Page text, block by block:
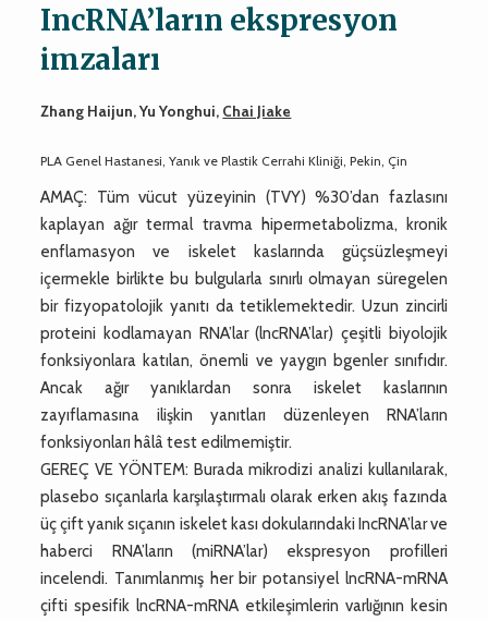
IncRNA’ların ekspresyon
imzaları
Zhang Haijun, Yu Yonghui, Chai Jiake
PLA Genel Hastanesi, Yanık ve Plastik Cerrahi Kliniği, Pekin, Çin
AMAÇ: Tüm vücut yüzeyinin (TVY) %30’dan fazlasını
kaplayan ağır termal travma hipermetabolizma, kronik
enflamasyon ve iskelet kaslarında güçsüzleşmeyi
içermekle birlikte bu bulgularla sınırlı olmayan süregelen
bir fizyopatolojik yanıtı da tetiklemektedir. Uzun zincirli
proteini kodlamayan RNA’lar (lncRNA’lar) çeşitli biyolojik
fonksiyonlara katılan, önemli ve yaygın bgenler sınıfıdır.
Ancak ağır yanıklardan sonra iskelet kaslarının
zayıflamasına ilişkin yanıtları düzenleyen RNA’ların
fonksiyonları hâlâ test edilmemiştir.
GEREÇ VE YÖNTEM: Burada mikrodizi analizi kullanılarak,
plasebo sıçanlarla karşılaştırmalı olarak erken akış fazında
üç çift yanık sıçanın iskelet kası dokularındaki IncRNA’lar ve
haberci RNA’ların (miRNA’lar) ekspresyon profilleri
incelendi. Tanımlanmış her bir potansiyel lncRNA-mRNA
çifti spesifik lncRNA-mRNA etkileşimlerin varlığının kesin